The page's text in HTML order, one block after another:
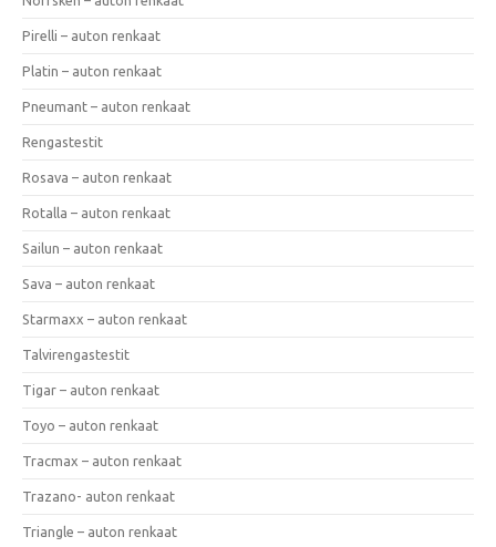
Pirelli – auton renkaat
Platin – auton renkaat
Pneumant – auton renkaat
Rengastestit
Rosava – auton renkaat
Rotalla – auton renkaat
Sailun – auton renkaat
Sava – auton renkaat
Starmaxx – auton renkaat
Talvirengastestit
Tigar – auton renkaat
Toyo – auton renkaat
Tracmax – auton renkaat
Trazano- auton renkaat
Triangle – auton renkaat